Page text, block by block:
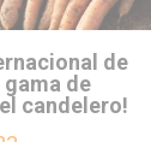
de
gama de
candelero!